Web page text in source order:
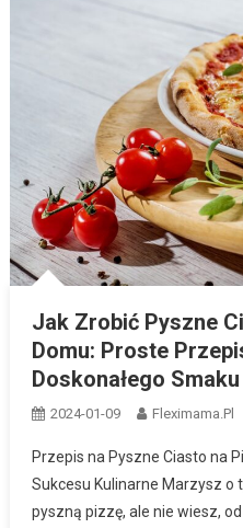
Jak Zrobić Pyszne
Domu: Proste
Doskonałego Smaku
2024-01-09 Fleximama.pl
Przepis na Pyszne Ciasto na
Sukcesu Kulinarne Marzysz
pyszną pizzę, ale nie wiesz,